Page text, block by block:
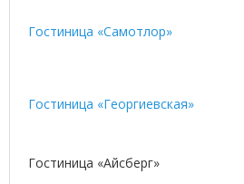
Гостиница «Самотлор»
Гостиница «Георгиевская»
Гостиница «Айсберг»